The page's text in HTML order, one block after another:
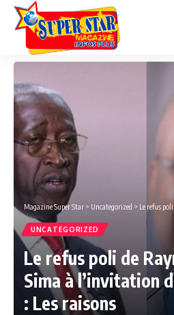
Magazine Super Star > Uncategorized > Le refus poli de
UNCATEGORIZED
Le refus poli de
Sima à l’invitation
: Les raisons